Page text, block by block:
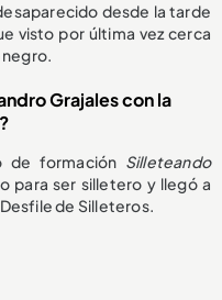
desde la tarde
visto por última vez cerca
Grajales con la
de formación Silleteando
para ser silletero y llegó a
de Silleteros.